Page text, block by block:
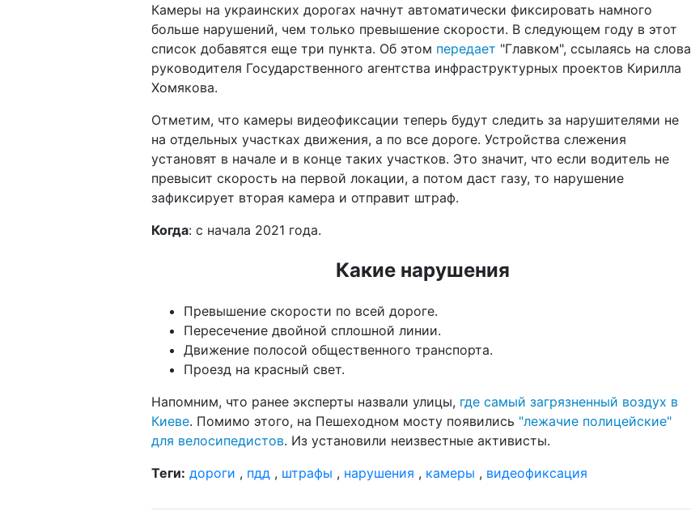
Камеры на украинских дорогах начнут автоматически фиксировать намного
больше нарушений, чем только превышение скорости. В следующем году в этот
список добавятся еще три пункта. Об этом передает "Главком", ссылаясь на слова
руководителя Государственного агентства инфраструктурных проектов Кирилла
Хомякова.
Отметим, что камеры видеофиксации теперь будут следить за нарушителями не
на отдельных участках движения, а по все дороге. Устройства слежения
установят в начале и в конце таких участков. Это значит, что если водитель не
превысит скорость на первой локации, а потом даст газу, то нарушение
зафиксирует вторая камера и отправит штраф.
Когда: с начала 2021 года.
Какие нарушения
Превышение скорости по всей дороге.
Пересечение двойной сплошной линии.
Движение полосой общественного транспорта.
Проезд на красный свет.
Напомним, что ранее эксперты назвали улицы, где самый загрязненный воздух в
Киеве. Помимо этого, на Пешеходном мосту появились "лежачие полицейские"
для велосипедистов. Из установили неизвестные активисты.
Теги: дороги , пдд , штрафы , нарушения , камеры , видеофиксация